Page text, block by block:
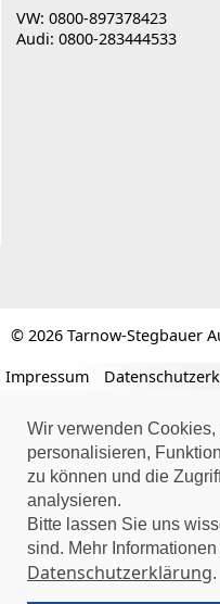
VW: 0800-897378423
Audi: 0800-283444533
© 2026 Tarnow-Stegbauer
Impressum
Wir verwenden
personalisieren,
zu können und die
analysieren.
Bitte lassen Sie uns
sind. Mehr
Datenschutzerklärung.